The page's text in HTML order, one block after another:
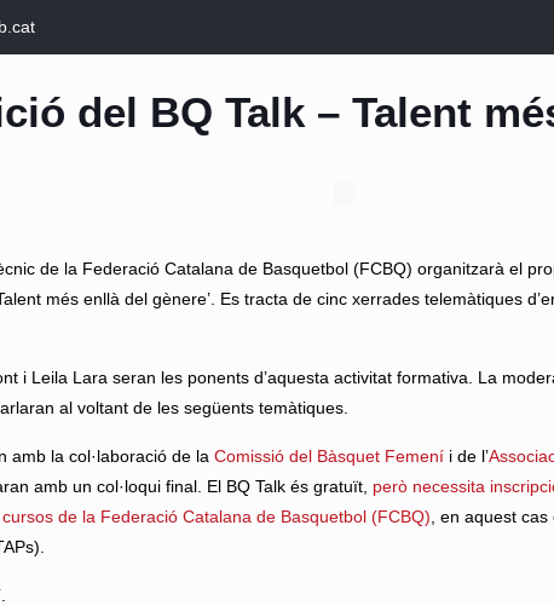
del BQ Talk – Talent
de la Federació Catalana de Basquetbol (FCBQ) organitzarà el
més enllà del gènere’. Es tracta de cinc xerrades telemàtiques
i Leila Lara seran les ponents d’aquesta activitat formativa. La
al voltant de les següents temàtiques.
amb la col·laboració de laComissió del Bàsquet Femení i de l’
amb un col·loqui final. El BQ Talk és gratuït, però necessita
de la Federació Catalana de Basquetbol (FCBQ) , en aquest